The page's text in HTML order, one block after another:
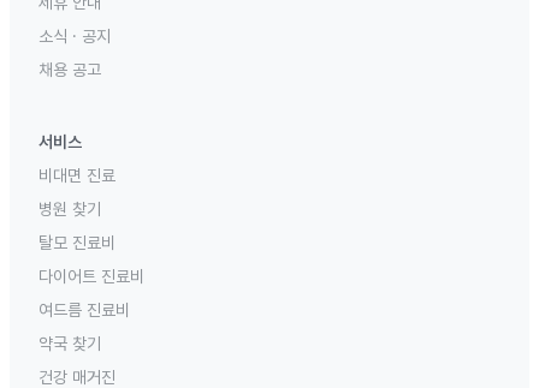
소식 · 공지
채용 공고
서비스
비대면 진료
병원 찾기
탈모 진료비
다이어트 진료비
여드름 진료비
약국 찾기
건강 매거진